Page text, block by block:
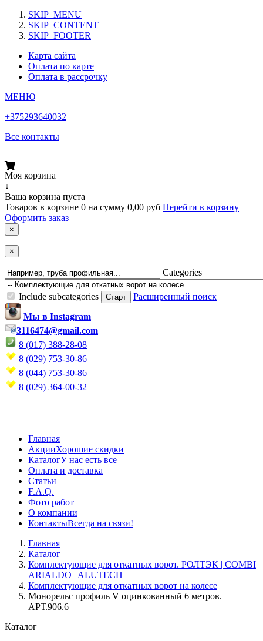
SKIP_MENU
SKIP_CONTENT
SKIP_FOOTER
Карта сайта
Оплата по карте
Оплата в рассрочку
МЕНЮ
+375293640032
Все контакты
Моя корзина
↓
Ваша корзина пуста
Товаров в корзине 0 на сумму 0,00 руб Перейти в корзину
Оформить заказ
×
×
Categories
Include subcategories
Расширенный поиск
Мы в Instagram
3116474@gmail.com
8 (017) 388-28-08
8 (029) 753-30-86
8 (044) 753-30-86
8 (029) 364-00-32
Главная
АкцииХорошие скидки
КаталогУ нас есть все
Оплата и доставка
Статьи
F.A.Q.
Фото работ
О компании
КонтактыВсегда на связи!
Главная
Каталог
Комплектующие для откатных ворот. РОЛТЭК | COMBI
ARIALDO | ALUTECH
Комплектующие для откатных ворот на колесе
Монорельс профиль V оцинкованный 6 метров.
АРТ.906.6
Каталог